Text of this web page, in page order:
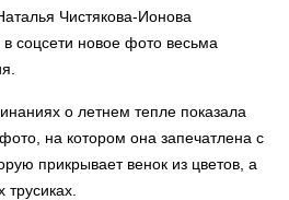
Чистякова-Ионова
соцсети новое фото весьма
о летнем тепле показала
на котором она запечатлена с
прикрывает венок из цветов, а